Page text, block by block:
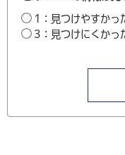
1：見つけやすかっ
3：見つけにくかっ